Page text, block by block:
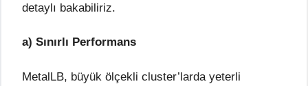
detaylı bakabiliriz.
a) Sınırlı Performans
MetalLB, büyük ölçekli cluster’larda yeterli